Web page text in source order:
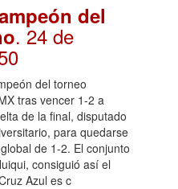
del
. 24 de
del torneo
tras vencer 1-2 a
de la final, disputado
para quedarse
de 1-2. El conjunto
consiguió así el
Azul es c